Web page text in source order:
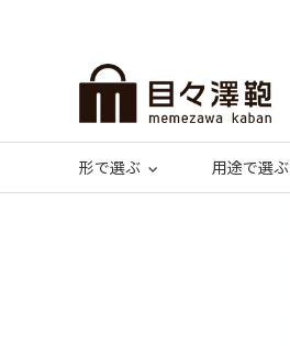
形で選ぶ 用途で選ぶ